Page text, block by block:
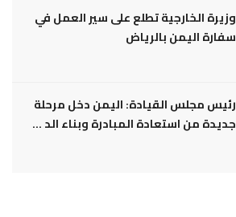
وزيرة الخارجية تطلع على سير العمل في
سفارة اليمن بالرياض
رئيس مجلس القيادة: اليمن دخل مرحلة
جديدة من استعادة المبادرة وبناء الد ...